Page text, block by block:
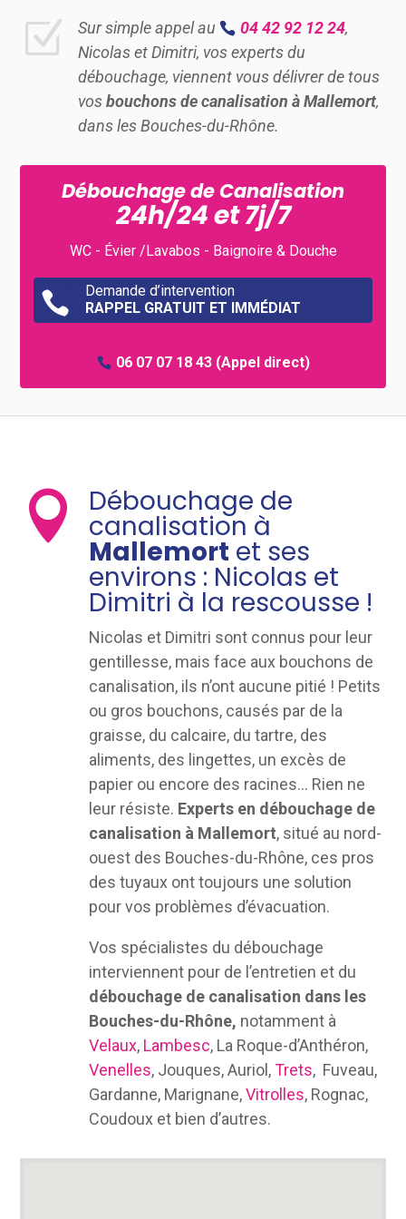
Z Sur simple appel au 04 42 92 12 24,
Nicolas et Dimitri, vos experts du
débouchage, viennent vous délivrer de tous
vosbouchons de canalisation à Mallemort,
dans les Bouches-du-Rhône.
Débouchage de Canalisation
24h/24 et 7j/7
WC - Évier /Lavabos - Baignoire & Douche

Demande d’intervention
RAPPEL GRATUIT ET IMMÉDIAT
06 07 07 18 43(Appel direct)
 Débouchage de
canalisation à
Mallemort et ses
environs : Nicolas et
Dimitri à la rescousse !
Nicolas et Dimitri sont connus pour leur
gentillesse, mais face aux bouchons de
canalisation, ils n’ont aucune pitié ! Petits
ou gros bouchons, causés par de la
graisse, du calcaire, du tartre, des
aliments, des lingettes, un excès de
papier ou encore des racines… Rien ne
leur résiste. Experts en débouchage de
canalisation à Mallemort, situé au nord-
ouest des Bouches-du-Rhône, ces pros
des tuyaux ont toujours une solution
pour vos problèmes d’évacuation.
Vos spécialistes du débouchage
interviennent pour de l’entretien et du
débouchage de canalisation dans les
Bouches-du-Rhône, notamment à
Velaux, Lambesc, La Roque-d’Anthéron,
Venelles, Jouques, Auriol,Trets, Fuveau,
Gardanne, Marignane,Vitrolles, Rognac,
Coudoux et bien d’autres.